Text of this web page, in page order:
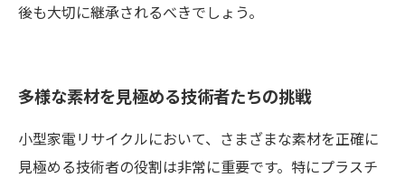
後も大切に継承されるべきでしょう。
多様な素材を見極める技術者たちの挑戦
小型家電リサイクルにおいて、さまざまな素材を正確に
見極める技術者の役割は非常に重要です。特にプラスチ